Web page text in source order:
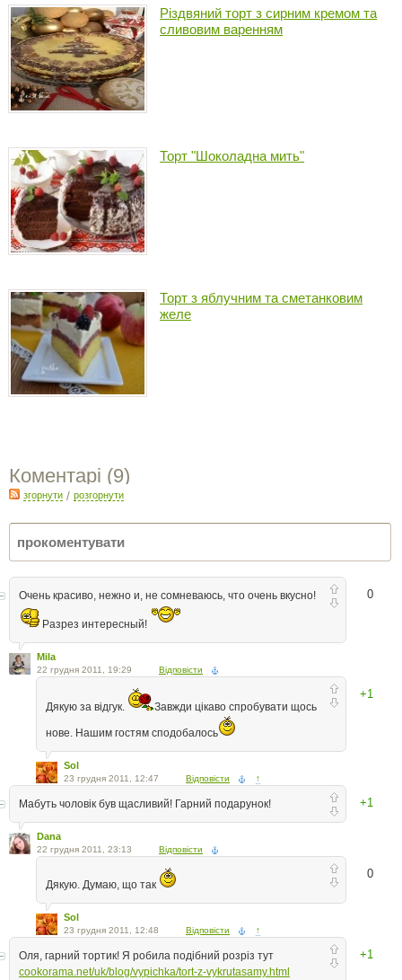
Різдвяний торт з сирним кремом та
сливовим варенням
Торт "Шоколадна мить"
Торт з яблучним та сметанковим
желе
Коментарі (9)
згорнути / розгорнути
0
Очень красиво, нежно и, не сомневаюсь, что очень вкусно!
Разрез интересный!
Mila
22 грудня 2011, 19:29 Відповісти
+1
Дякую за відгук. Завжди цікаво спробувати щось
нове. Нашим гостям сподобалось
Sol
23 грудня 2011, 12:47 Відповісти ↑
+1
Мабуть чоловік був щасливий! Гарний подарунок!
Dana
22 грудня 2011, 23:13 Відповісти
0
Дякую. Думаю, що так
Sol
23 грудня 2011, 12:48 Відповісти ↑
+1
Оля, гарний тортик! Я робила подібний розріз тут
cookorama.net/uk/blog/vypichka/tort-z-vykrutasamy.html